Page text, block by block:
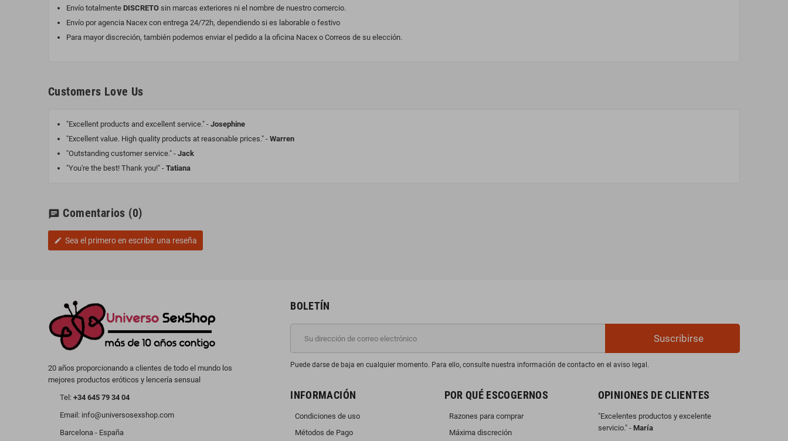
Envío totalmente DISCRETO sin marcas exteriores ni el nombre de nuestro comercio.
Envío por agencia Nacex con entrega 24/72h, dependiendo si es laborable o festivo
Para mayor discreción, también podemos enviar el pedido a la oficina Nacex o Correos de su elección.
Customers Love Us
"Excellent products and excellent service." - Josephine
"Excellent value. High quality products at reasonable prices." - Warren
"Outstanding customer service." - Jack
"You're the best! Thank you!" - Tatiana
chat Comentarios (0)
edit Sea el primero en escribir una reseña
20 años proporcionando a clientes de todo el mundo los
mejores productos eróticos y lencería sensual
Tel: +34 645 79 34 04
Email: info@universosexshop.com
Barcelona - España
BOLETÍN
Suscribirse
Puede darse de baja en cualquier momento. Para ello, consulte nuestra información de contacto en el aviso legal.
INFORMACIÓN
Condiciones de uso
Métodos de Pago
POR QUÉ ESCOGERNOS
Razones para comprar
Máxima discreción
OPINIONES DE CLIENTES
"Excelentes productos y excelente
servicio." - María